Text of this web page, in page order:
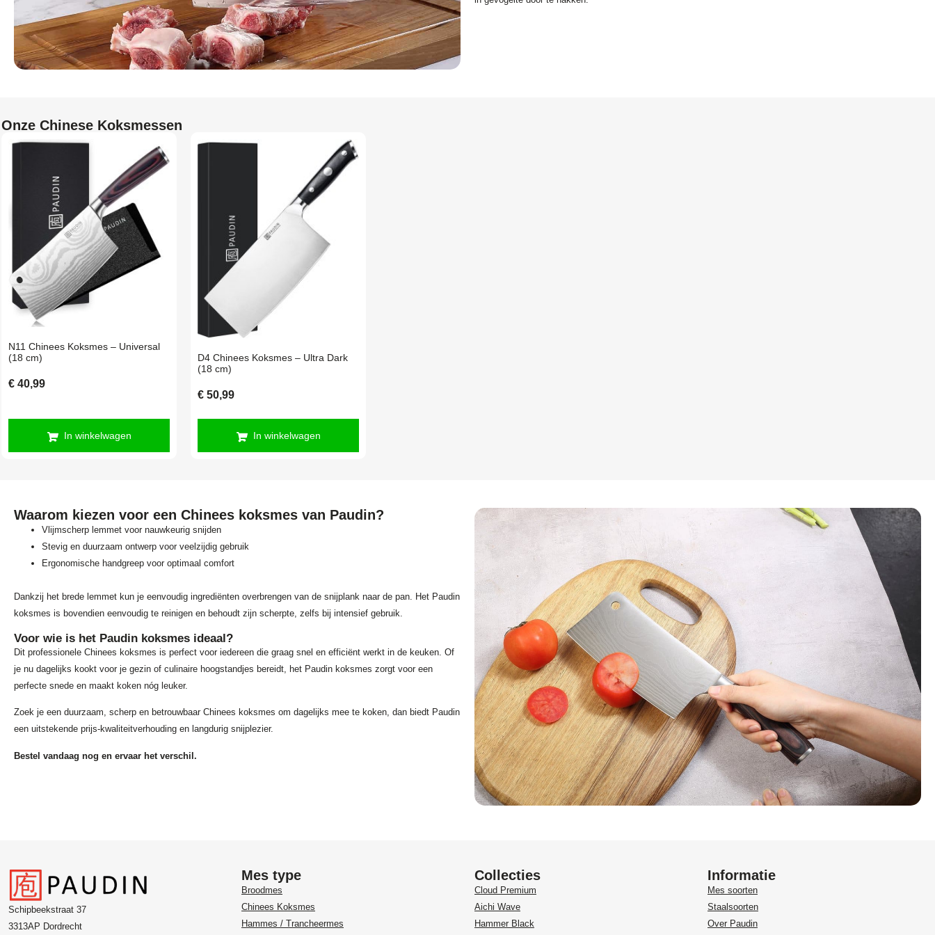
Onze Chinese Koksmessen
N11 Chinees Koksmes – Universal
(18 cm)
€ 40,99
In winkelwagen
D4 Chinees Koksmes – Ultra Dark
(18 cm)
€ 50,99
In winkelwagen
Waarom kiezen voor een Chinees koksmes van Paudin?
Vlijmscherp lemmet voor nauwkeurig snijden
Stevig en duurzaam ontwerp voor veelzijdig gebruik
Ergonomische handgreep voor optimaal comfort
Dankzij het brede lemmet kun je eenvoudig ingrediënten overbrengen van de snijplank naar de pan. Het Paudin
koksmes is bovendien eenvoudig te reinigen en behoudt zijn scherpte, zelfs bij intensief gebruik.
Voor wie is het Paudin koksmes ideaal?
Dit professionele Chinees koksmes is perfect voor iedereen die graag snel en efficiënt werkt in de keuken. Of
je nu dagelijks kookt voor je gezin of culinaire hoogstandjes bereidt, het Paudin koksmes zorgt voor een
perfecte snede en maakt koken nóg leuker.
Zoek je een duurzaam, scherp en betrouwbaar Chinees koksmes om dagelijks mee te koken, dan biedt Paudin
een uitstekende prijs-kwaliteitverhouding en langdurig snijplezier.
Bestel vandaag nog en ervaar het verschil.
Schipbeekstraat 37
3313AP Dordrecht
Mes type
Broodmes
Chinees Koksmes
Hammes / Trancheermes
Collecties
Cloud Premium
Aichi Wave
Hammer Black
Informatie
Mes soorten
Staalsoorten
Over Paudin